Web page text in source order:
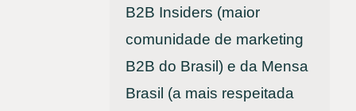
B2B Insiders (maior
comunidade de marketing
B2B do Brasil) e da Mensa
Brasil (a mais respeitada